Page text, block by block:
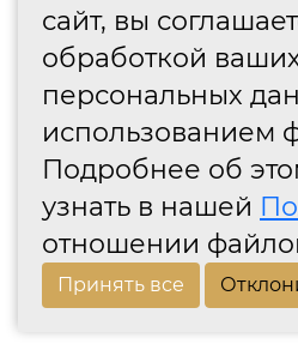
сайт, вы
обработкой
персональных
использованием
Подробнее об
узнать в нашей
отношении
Принять все